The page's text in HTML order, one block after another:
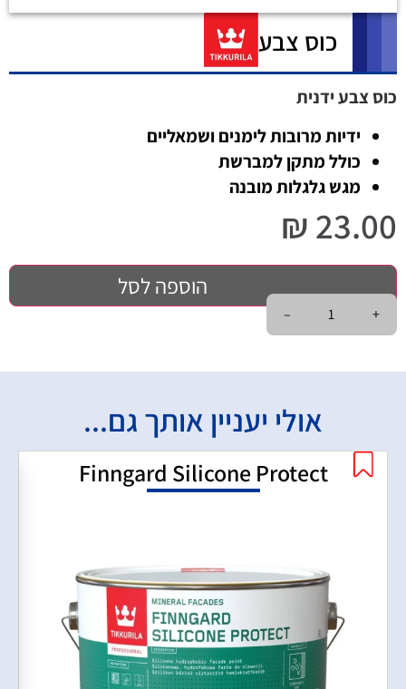
כוס צבע
כוס צבע ידנית
ידיות מרובות לימנים ושמאליים
כולל מתקן למברשת
מגש גלגלות מובנה
₪23.00
+
–
הוספה לסל
אולי יעניין אותך גם...
Finngard Silicone Protect